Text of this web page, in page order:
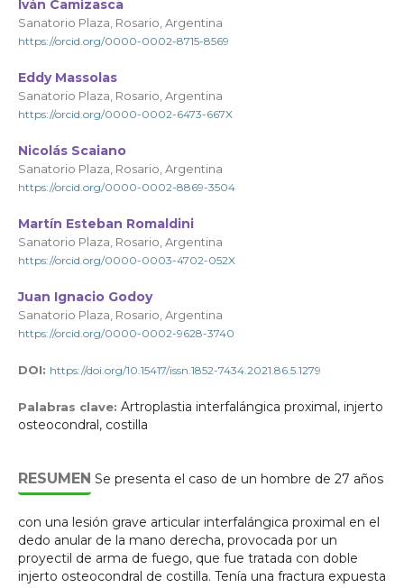
Iván Camizasca
Sanatorio Plaza, Rosario, Argentina
https://orcid.org/0000-0002-8715-8569
Eddy Massolas
Sanatorio Plaza, Rosario, Argentina
https://orcid.org/0000-0002-6473-667X
Nicolás Scaiano
Sanatorio Plaza, Rosario, Argentina
https://orcid.org/0000-0002-8869-3504
Martín Esteban Romaldini
Sanatorio Plaza, Rosario, Argentina
https://orcid.org/0000-0003-4702-052X
Juan Ignacio Godoy
Sanatorio Plaza, Rosario, Argentina
https://orcid.org/0000-0002-9628-3740
DOI: https://doi.org/10.15417/issn.1852-7434.2021.86.5.1279
Palabras clave: Artroplastia interfalángica proximal, injerto
osteocondral, costilla
RESUMEN Se presenta el caso de un hombre de 27 años
con una lesión grave articular interfalángica proximal en el
dedo anular de la mano derecha, provocada por un
proyectil de arma de fuego, que fue tratada con doble
injerto osteocondral de costilla. Tenía una fractura expuesta